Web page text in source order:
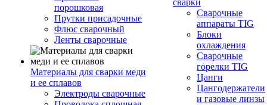
порошковая
Прутки присадочные
Флюс сварочный
Ленты сварочные
Материалы для сварки меди
и ее сплавов
Электроды сварочные
сварки
Сварочные
аппараты TIG
Блоки
охлаждения
Сварочные
горелки TIG
Цанги
Цангодержатели
и газовые линзы